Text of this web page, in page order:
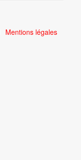
Mentions légales